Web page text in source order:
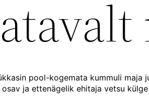
pool-kogemata kummuli maja
ja ettenägelik ehitaja vetsu